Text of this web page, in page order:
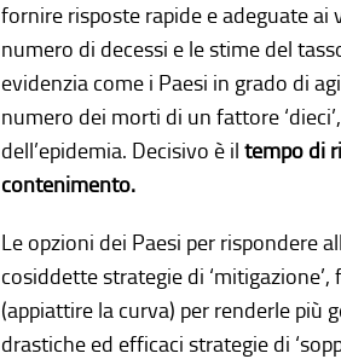
fornire risposte rapide e adeguate ai
numero di decessi e le stime del
evidenzia come i Paesi in grado di
numero dei morti di un fattore
dell’epidemia. Decisivo è il tempo di
contenimento.
Le opzioni dei Paesi per rispondere
cosiddette strategie di
(appiattire la curva) per renderle più
drastiche ed efficaci strategie di